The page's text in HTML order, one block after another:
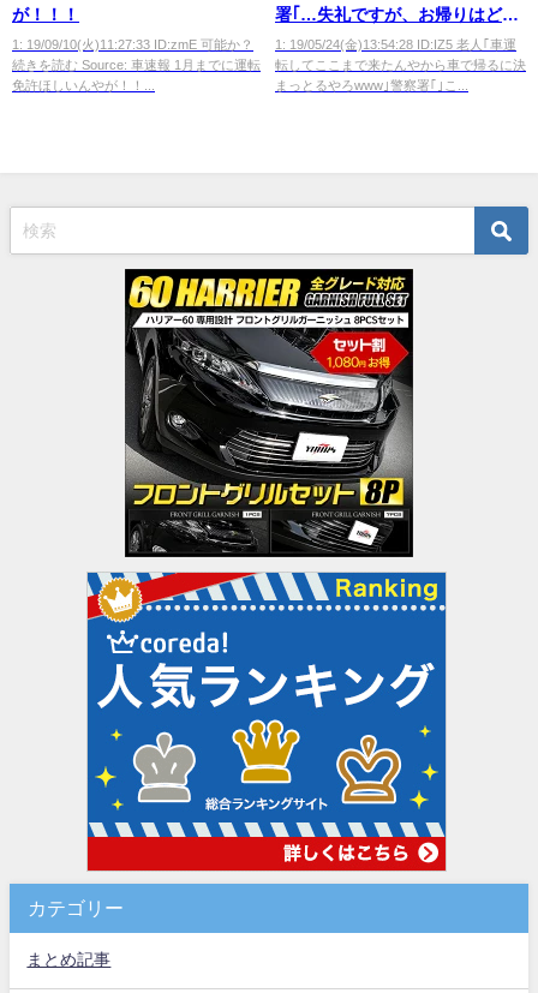
が！！！
1: 19/09/10(火)11:27:33 ID:zmE 可能か？
続きを読む Source: 車速報 1月までに運転
免許ほしいんやが！！...
署｢…失礼ですが、お帰りはどの
ように？｣
1: 19/05/24(金)13:54:28 ID:IZ5 老人｢車運
転してここまで来たんやから車で帰るに決
まっとるやろwww｣警察署｢｣こ...
カテゴリー
まとめ記事